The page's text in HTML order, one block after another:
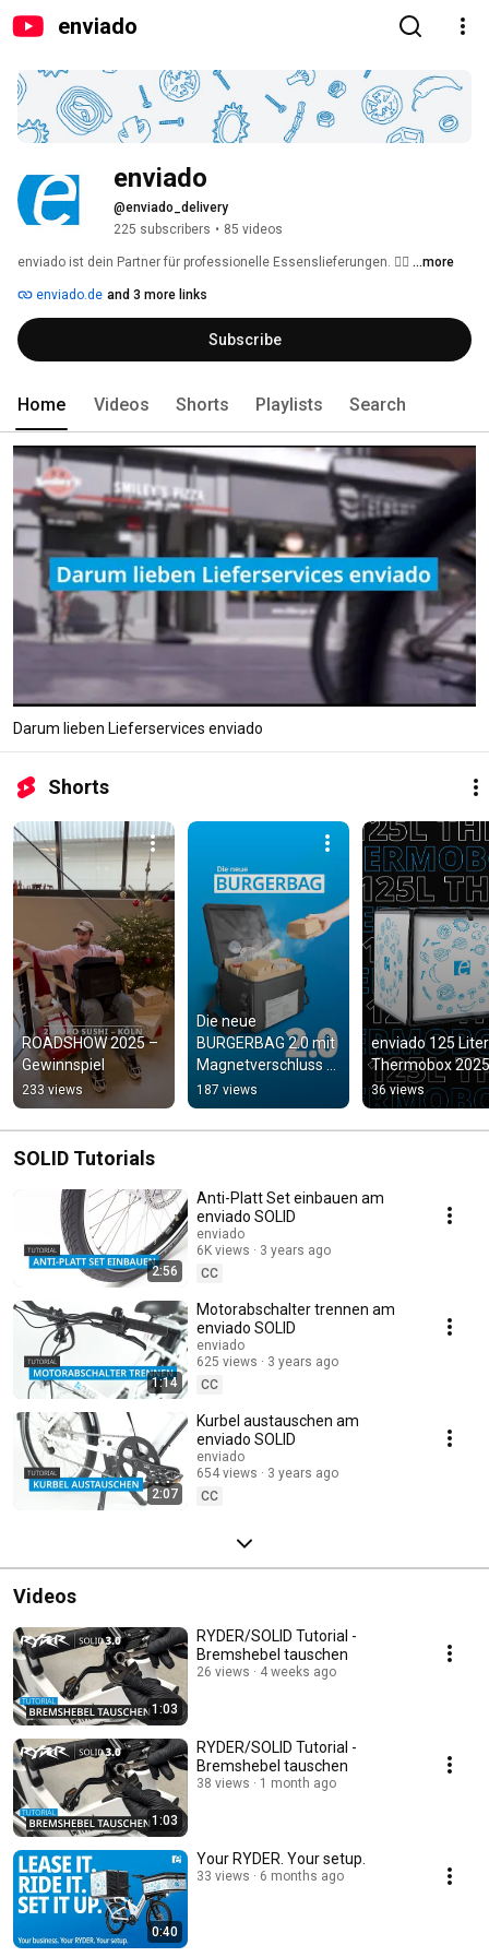
enviado
enviado
@enviado_delivery
225 subscribers • 85 videos
enviado ist dein Partner für professionelle Essenslieferungen. 🚴‍♂️ ...more
enviado.de and 3 more links
Subscribe
Home Videos Shorts Playlists Search
Darum lieben Lieferservices enviado
Shorts
ROADSHOW 2025 –
Gewinnspiel
233 views
Die neue
BURGERBAG 2.0 mit
Magnetverschluss
ist da! 🍔 🧲
187 views
enviado 125 Liter
Thermobox
36 views
SOLID Tutorials
2:56
Anti-Platt Set einbauen am
enviado SOLID
enviado
6K views
3 years ago
CC
1:14
Motorabschalter trennen am
enviado SOLID
enviado
625 views
3 years ago
CC
2:07
Kurbel austauschen am
enviado SOLID
enviado
654 views
3 years ago
CC
Videos
1:03
RYDER/SOLID Tutorial -
Bremshebel tauschen
26 views 4 weeks ago
1:03
RYDER/SOLID Tutorial -
Bremshebel tauschen
38 views 1 month ago
0:40
Your RYDER. Your setup.
33 views 6 months ago